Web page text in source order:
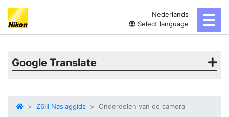
Nederlands
Select language
Google Translate
Z6III Naslaggids Onderdelen van de camera